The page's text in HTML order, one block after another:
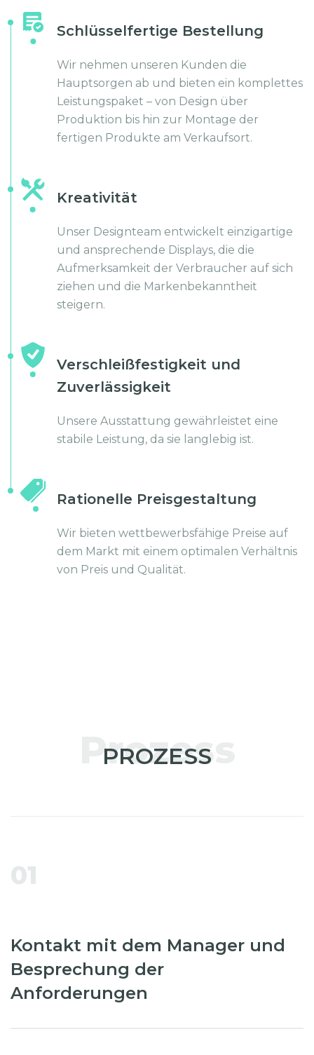
Schlüsselfertige Bestellung
Wir nehmen unseren Kunden die
Hauptsorgen ab und bieten ein komplettes
Leistungspaket – von Design über
Produktion bis hin zur Montage der
fertigen Produkte am Verkaufsort.
Kreativität
Unser Designteam entwickelt einzigartige
und ansprechende Displays, die die
Aufmerksamkeit der Verbraucher auf sich
ziehen und die Markenbekanntheit
steigern.
Verschleißfestigkeit und
Zuverlässigkeit
Unsere Ausstattung gewährleistet eine
stabile Leistung, da sie langlebig ist.
Rationelle Preisgestaltung
Wir bieten wettbewerbsfähige Preise auf
dem Markt mit einem optimalen Verhältnis
von Preis und Qualität.
Prozess
PROZESS
01
Kontakt mit dem Manager und
Besprechung der
Anforderungen